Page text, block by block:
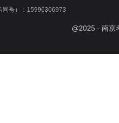
同号）：15996306973
@2025 - 南京